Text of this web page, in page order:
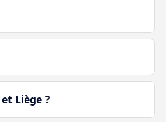
Liège ?